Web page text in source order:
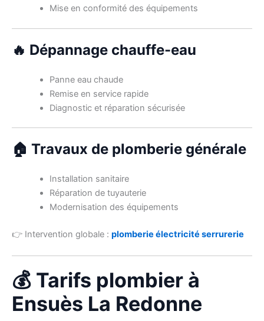
Mise en conformité des équipements
🔥 Dépannage chauffe-eau
Panne eau chaude
Remise en service rapide
Diagnostic et réparation sécurisée
🏠 Travaux de plomberie générale
Installation sanitaire
Réparation de tuyauterie
Modernisation des équipements
👉 Intervention globale : plomberie électricité serrurerie
💰 Tarifs plombier à
Ensuès La Redonne